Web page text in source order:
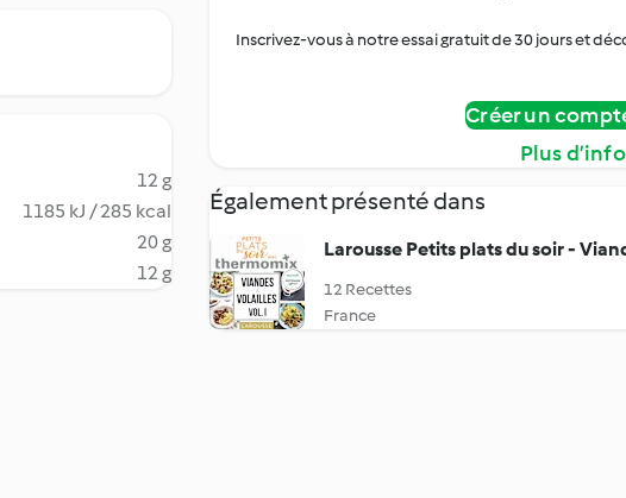
12 g
1185 kJ / 285 kcal
20 g
12 g
Inscrivez-vous à notre essai gratuit de 30 jours et
Créer un
Plus
Également présenté dans
Larousse Petits plats du soir -
12 Recettes
France